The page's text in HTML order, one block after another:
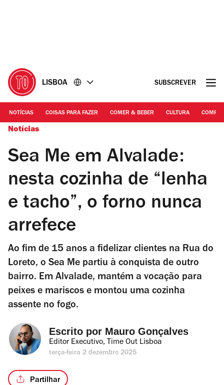
LISBOA SUBSCREVER
NOTÍCIAS COISAS PARA FAZER COMER & BEBER CULTURA
Notícias
Sea Me em Alvalade:
nesta cozinha de “lenha
e tacho”, o forno nunca
arrefece
Ao fim de 15 anos a fidelizar clientes na Rua do
Loreto, o Sea Me partiu à conquista de outro
bairro. Em Alvalade, mantém a vocação para
peixes e mariscos e montou uma cozinha
assente no fogo.
Escrito por Mauro Gonçalves
Editor Executivo, Time Out Lisboa
terça-feira 2 dezembro 2025
Partilhar